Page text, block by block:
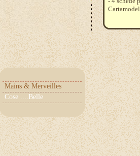
Mains & Merveilles
Cose ....Belle